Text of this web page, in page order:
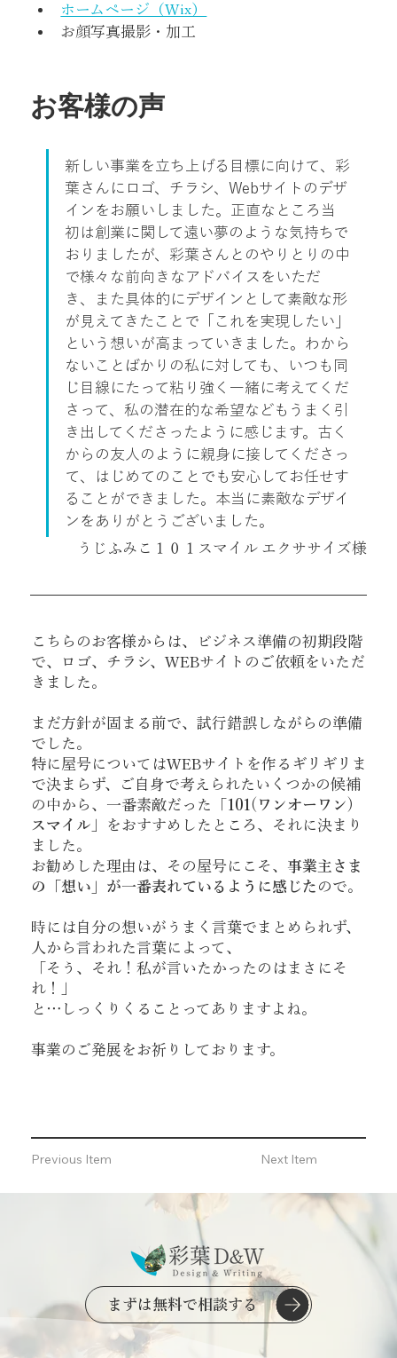
ホームページ（Wix）
お顔写真撮影・加工
お客様の声
新しい事業を立ち上げる目標に向けて、彩
葉さんにロゴ、チラシ、Webサイトのデザ
インをお願いしました。正直なところ当
初は創業に関して遠い夢のような気持ちで
おりましたが、彩葉さんとのやりとりの中
で様々な前向きなアドバイスをいただ
き、また具体的にデザインとして素敵な形
が見えてきたことで「これを実現したい」
という想いが高まっていきました。わから
ないことばかりの私に対しても、いつも同
じ目線にたって粘り強く一緒に考えてくだ
さって、私の潜在的な希望などもうまく引
き出してくださったように感じます。古く
からの友人のように親身に接してくださっ
て、はじめてのことでも安心してお任せす
ることができました。本当に素敵なデザイ
ンをありがとうございました。
うじふみこ１０１スマイル エクササイズ様
こちらのお客様からは、ビジネス準備の初期段階
で、ロゴ、チラシ、WEBサイトのご依頼をいただ
きました。
まだ方針が固まる前で、試行錯誤しながらの準備
でした。
特に屋号についてはWEBサイトを作るギリギリま
で決まらず、ご自身で考えられたいくつかの候補
の中から、一番素敵だった「
101(ワンオーワン)
スマイル 」をおすすめしたところ、それに決まり
ました。
お勧めした理由は、その屋号にこそ、 事業主さま
の「想い」が一番表れているように感じた ので。
時には自分の想いがうまく言葉でまとめられず、
人から言われた言葉によって、
「そう、それ！私が言いたかったのはまさにそ
れ！」
と…しっくりくることってありますよね。
事業のご発展をお祈りしております。
Previous Item Next Item
まずは無料で相談する